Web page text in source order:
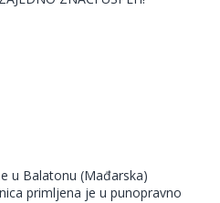
u Balatonu (Mađarska)
primljena je u punopravno